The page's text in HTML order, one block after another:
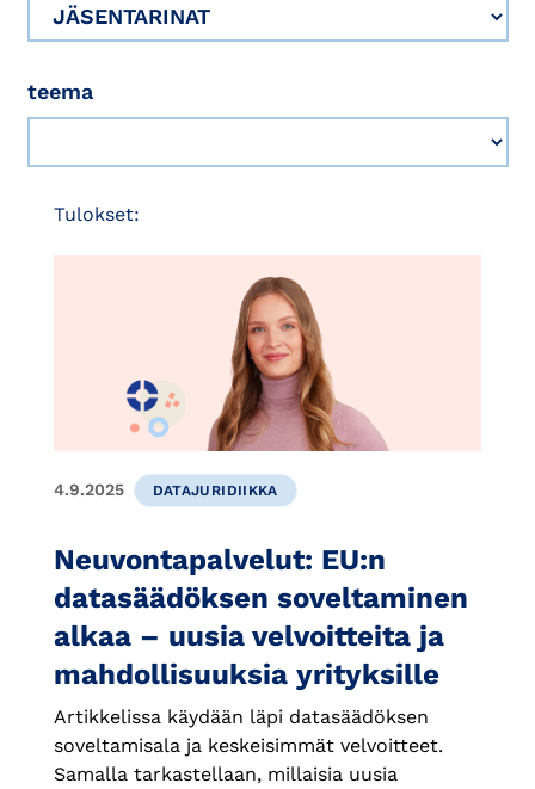
teema
Tulokset:
4.9.2025 DATAJURIDIIKKA
Neuvontapalvelut: EU:n
datasäädöksen soveltaminen
alkaa – uusia velvoitteita ja
mahdollisuuksia yrityksille
Artikkelissa käydään läpi datasäädöksen
soveltamisala ja keskeisimmät velvoitteet.
Samalla tarkastellaan, millaisia uusia